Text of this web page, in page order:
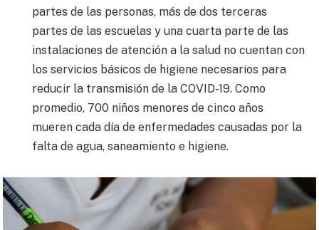
partes de las personas, más de dos terceras
partes de las escuelas y una cuarta parte de las
instalaciones de atención a la salud no cuentan con
los servicios básicos de higiene necesarios para
reducir la transmisión de la COVID-19. Como
promedio, 700 niños menores de cinco años
mueren cada día de enfermedades causadas por la
falta de agua, saneamiento e higiene.